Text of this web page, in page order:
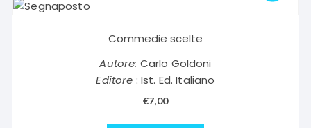
Commedie scelte
Autore: Carlo Goldoni
Editore : Ist. Ed. Italiano
€7,00